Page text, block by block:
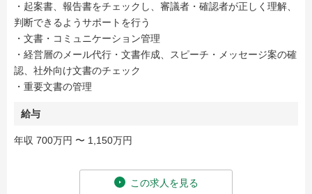
・起案書、報告書をチェックし、審議者・確認者が正しく理解、
判断できるようサポートを行う
・文書・コミュニケーション管理
・経営層のメール代行・文書作成、スピーチ・メッセージ案の確
認、社外向け文書のチェック
・重要文書の管理
給与
年収 700万円 〜 1,150万円
この求人を見る